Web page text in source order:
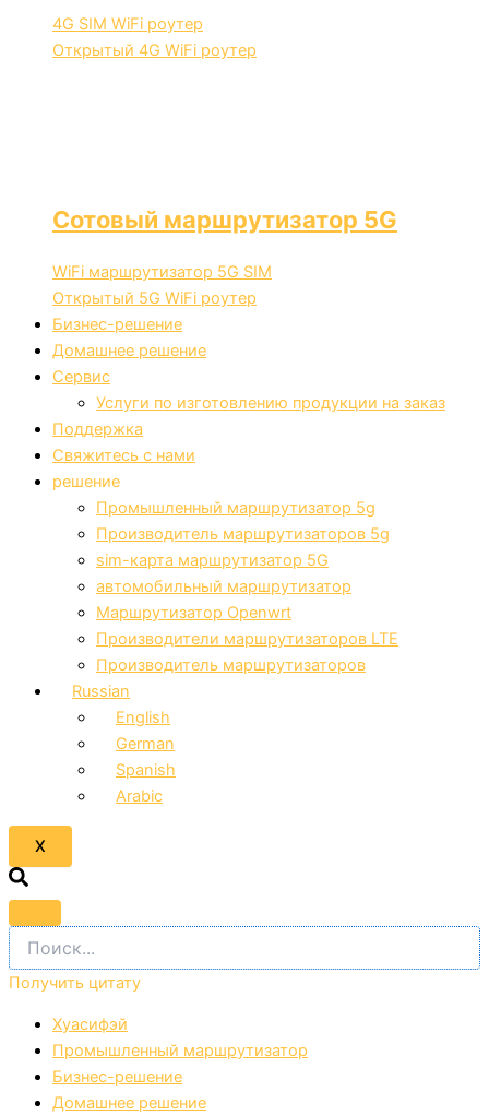
4G SIM WiFi роутер
Открытый 4G WiFi роутер
Сотовый маршрутизатор 5G
WiFi маршрутизатор 5G SIM
Открытый 5G WiFi роутер
Бизнес-решение
Домашнее решение
Сервис
Услуги по изготовлению продукции на заказ
Поддержка
Свяжитесь с нами
решение
Промышленный маршрутизатор 5g
Производитель маршрутизаторов 5g
sim-карта маршрутизатор 5G
автомобильный маршрутизатор
Маршрутизатор Openwrt
Производители маршрутизаторов LTE
Производитель маршрутизаторов
Russian
English
German
Spanish
Arabic
X
Получить цитату
Хуасифэй
Промышленный маршрутизатор
Бизнес-решение
Домашнее решение